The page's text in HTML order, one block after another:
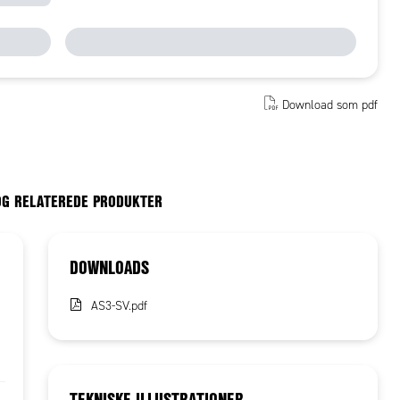
Download som pdf
RELATEREDE PRODUKTER
DOWNLOADS
AS3-SV.pdf